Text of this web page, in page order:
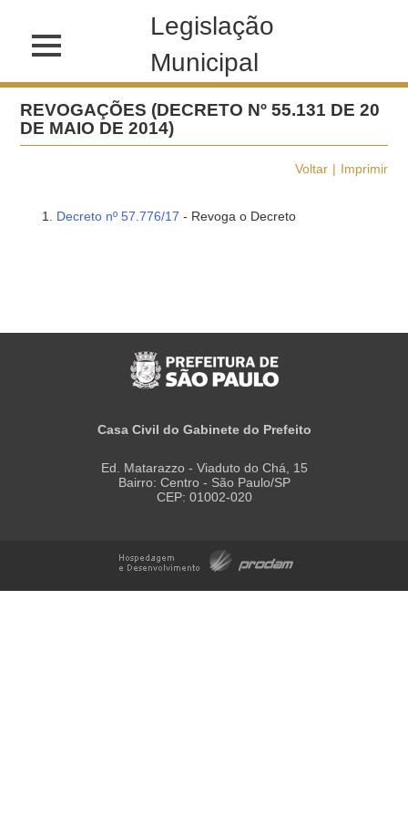
Legislação
Municipal
REVOGAÇÕES (DECRETO Nº 55.131 DE 20
DE MAIO DE 2014)
Voltar Imprimir
Decreto nº 57.776/17 - Revoga o Decreto
Casa Civil do Gabinete do Prefeito
Ed. Matarazzo - Viaduto do Chá, 15
Bairro: Centro - São Paulo/SP
CEP: 01002-020